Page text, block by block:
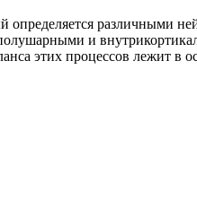
определяется различными
и
этих процессов лежит в